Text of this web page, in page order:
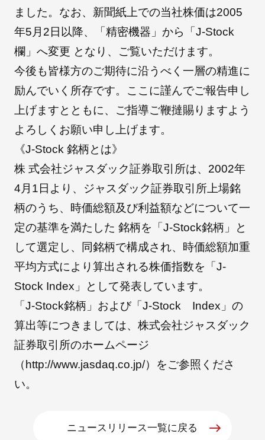
自社ブランド製品 医療機器・医療部材・産業部材
やさしくわかる病気と治療
ニュースリリース
朝日インテックとは
医療関係の皆さまへ
お問い合わせ
ました。なお、新聞紙上での当社株価は2005
年5月2日以降、「精密機器」から「J-Stock
欄」へ変更 となり、ご覧いただけます。
今後も皆様方のご期待に沿うべく一層の精進に
励んでいく所存です。ここに謹んでご報告申し
上げますとともに、ご指導ご鞭撻賜りますよう
よろしくお願い申し上げます。
《J-Stock 銘柄とは》
株 式会社ジャスダック証券取引所は、2002年
4月1日より、ジャスダック証券取引所上場銘
柄のうち、時価総額及び利益額などについて一
定の基準を満たした 銘柄を「J-Stock銘柄」と
して選定し、同銘柄で構成され、時価総額加重
平均方式により算出される株価指数を「J-
Stock Index」として発表しています。
「J-Stock銘柄」および「J-Stock Index」の
算出等につきましては、株式会社ジャスダック
証券取引所のホームページ
（http://www.jasdaq.co.jp/）をご参照くださ
い。
ニュースリリース一覧に戻る